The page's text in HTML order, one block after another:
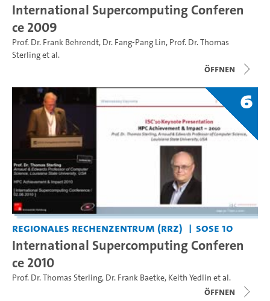
International Supercomputing Conferen
ce 2009
Prof. Dr. Frank Behrendt, Dr. Fang-Pang Lin, Prof. Dr. Thomas
Sterlinget al.
Öffnen
6
Regionales Rechenzentrum (RRZ) SoSe 10
International Supercomputing Conferen
ce 2010
Prof. Dr. Thomas Sterling, Dr. Frank Baetke, Keith Yedlin et al.
Öffnen